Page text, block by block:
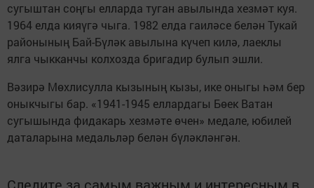
сугыштан соңгы елларда туган авылында хезмәт куя.
1964 елда кияүгә чыга. 1982 елда гаиләсе белән Тукай
районының Бай-Бүләк авылына күчеп килә, лаеклы
ялга чыкканчы колхозда бригадир булып эшли.
Вәзирә Мөхлисулла кызының кызы, ике оныгы һәм бер
оныкчыгы бар. «1941-1945 еллардагы Бөек Ватан
сугышында фидакарь хезмәте өчен» медале, юбилей
даталарына медальләр белән бүләкләнгән.